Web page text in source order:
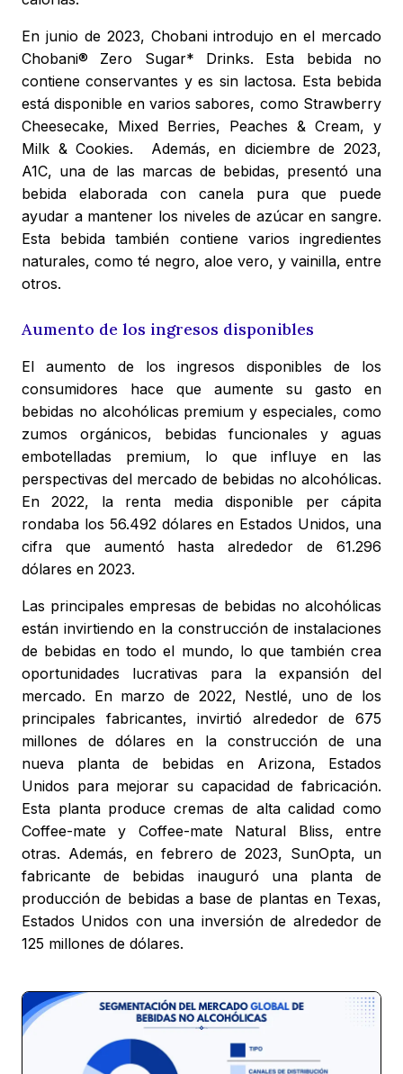
En junio de 2023, Chobani introdujo en el mercado
Chobani® Zero Sugar* Drinks. Esta bebida no
contiene conservantes y es sin lactosa. Esta bebida
está disponible en varios sabores, como Strawberry
Cheesecake, Mixed Berries, Peaches & Cream, y
Milk & Cookies. Además, en diciembre de 2023,
A1C, una de las marcas de bebidas, presentó una
bebida elaborada con canela pura que puede
ayudar a mantener los niveles de azúcar en sangre.
Esta bebida también contiene varios ingredientes
naturales, como té negro, aloe vero, y vainilla, entre
otros.
Aumento de los ingresos disponibles
El aumento de los ingresos disponibles de los
consumidores hace que aumente su gasto en
bebidas no alcohólicas premium y especiales, como
zumos orgánicos, bebidas funcionales y aguas
embotelladas premium, lo que influye en las
perspectivas del mercado de bebidas no alcohólicas.
En 2022, la renta media disponible per cápita
rondaba los 56.492 dólares en Estados Unidos, una
cifra que aumentó hasta alrededor de 61.296
dólares en 2023.
Las principales empresas de bebidas no alcohólicas
están invirtiendo en la construcción de instalaciones
de bebidas en todo el mundo, lo que también crea
oportunidades lucrativas para la expansión del
mercado. En marzo de 2022, Nestlé, uno de los
principales fabricantes, invirtió alrededor de 675
millones de dólares en la construcción de una
nueva planta de bebidas en Arizona, Estados
Unidos para mejorar su capacidad de fabricación.
Esta planta produce cremas de alta calidad como
Coffee-mate y Coffee-mate Natural Bliss, entre
otras. Además, en febrero de 2023, SunOpta, un
fabricante de bebidas inauguró una planta de
producción de bebidas a base de plantas en Texas,
Estados Unidos con una inversión de alrededor de
125 millones de dólares.